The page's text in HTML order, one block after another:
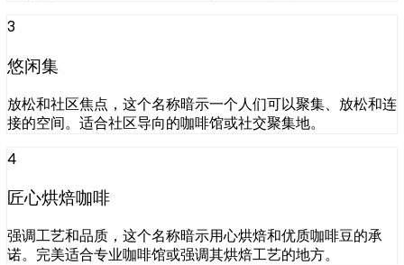
3
悠闲集
放松和社区焦点，这个名称暗示一个人们可以聚集、放松和连
接的空间。适合社区导向的咖啡馆或社交聚集地。
4
匠心烘焙咖啡
强调工艺和品质，这个名称暗示用心烘焙和优质咖啡豆的承
诺。完美适合专业咖啡馆或强调其烘焙工艺的地方。